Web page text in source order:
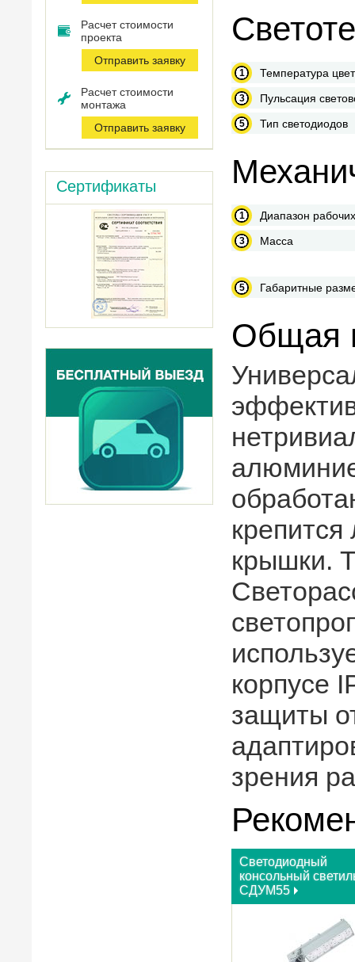
Расчет стоимости
проекта
Отправить заявку
Расчет стоимости
монтажа
Отправить заявку
Сертификаты
Температура
Пульсация
Тип светодиодов
Диапазон
Масса
Габаритные
Общая
крышки.
корпусе
защиты
зрения
Светодиодный
консольный
СДУМ55